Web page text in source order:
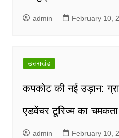
admin February 10,
उत्तराखंड
कपकोट की नई उड़ान:
एडवेंचर टूरिज्म का चमकता
admin February 10,